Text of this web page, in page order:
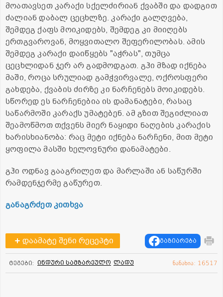
მოათავსეთ კარაქი სქელძირიან ქვაბში და დადგით
ძალიან დაბალ ცეცხლზე. კარაქი გალღვება,
შემდეგ ქაფს მოიკიდებს, შემდეგ კი მიიღებს
ერთგვაროვან, მოყვითალო შეფერილობას. ამის
შემდეგ კარაქი დაიწყებს "აჭრას", თუმცა
ცეცხლიდან ჯერ არ გადმოდგათ. გჰი მზად იქნება
მაში, როცა სრულიად გამჭვირვალე, ოქროსფერი
გახდება, ქვაბის ძირზე კი ნარჩენებს მოიკიდებს.
სწორედ ეს ნარჩენებია ის დამანატები, რასაც
საწარმოში კარაქს უმატებენ. ამ გზით შეგიძლიათ
შეამოწმოთ თქვენს მიერ ნაყიდი ნაღების კარაქის
ხარისხიანობა: რაც მეტი იქნება ნარჩენი, მით მეტი
ყოფილა მასში ხელოვნური დანამატები.
გჰი ოდნავ გააგრილეთ და მარლაში ან საწურში
რამდენჯერმე გაწურეთ.
განაგრძეთ კითხვა
დაამატე შენი რეცეპტი გაზიარება
ტეგები: ინდური სამზარეულო ლადუ ნანახია: 16517